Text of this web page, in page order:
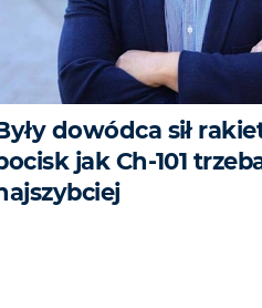
dowódca sił
jak Ch-101